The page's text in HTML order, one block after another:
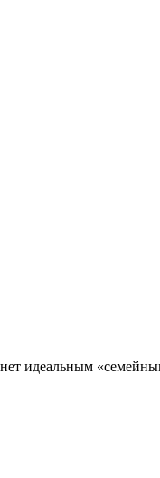
идеальным